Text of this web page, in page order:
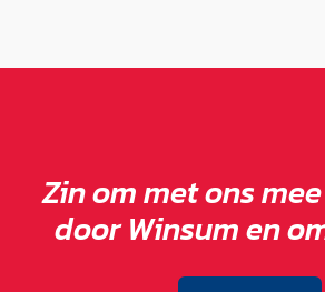
Zin om met ons
door Winsum en